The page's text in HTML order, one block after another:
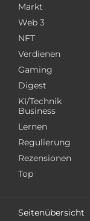
Markt
Web 3
NFT
Verdienen
Gaming
Digest
KI/Technik
Business
Lernen
Regulierung
Rezensionen
Top
Seitenübersicht